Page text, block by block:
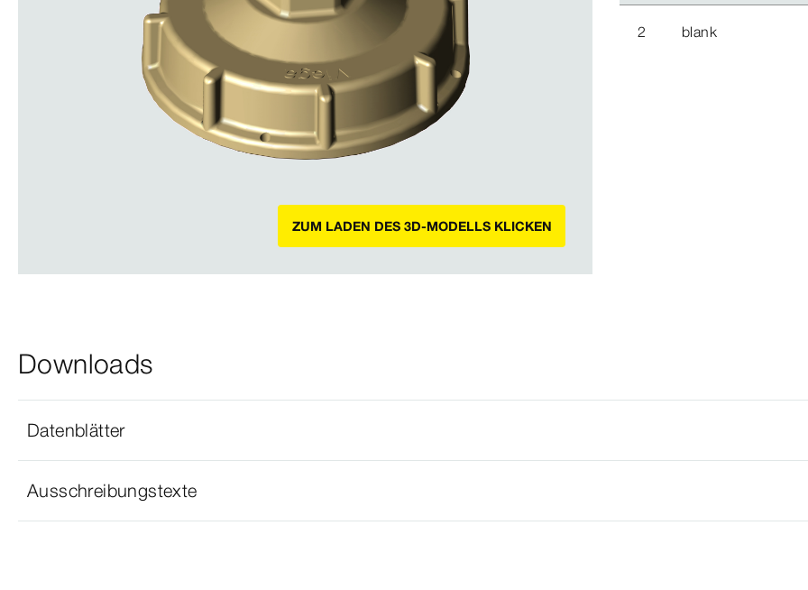
ZUM LADEN DES 3D-MODELLS KLICKEN
2 blank
Downloads
Datenblätter
Ausschreibungstexte